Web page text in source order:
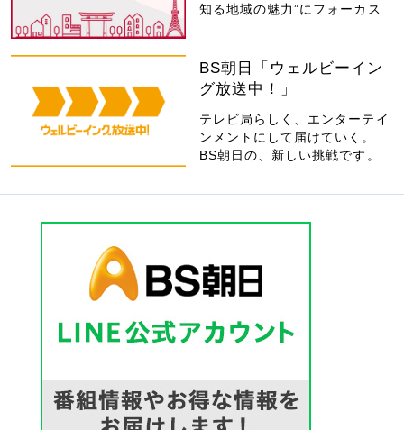
知る地域の魅力”にフォーカス
BS朝日「ウェルビーイン
グ放送中！」
テレビ局らしく、エンターテイ
ンメントにして届けていく。
BS朝日の、新しい挑戦です。